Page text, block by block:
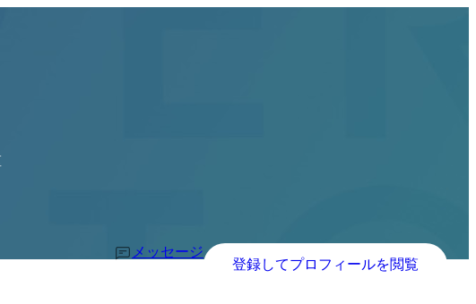
メッセージ
登録してプロフィールを閲覧